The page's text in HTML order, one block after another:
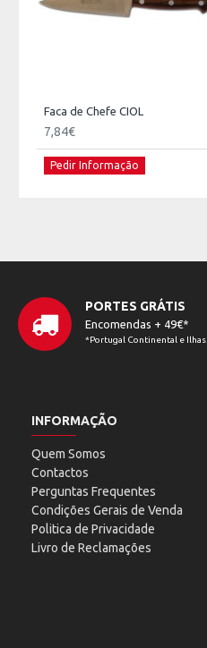
Faca de Chefe CIOL
7,84€
Pedir Informação
PORTES GRÁTIS
Encomendas + 49€*
*Portugal Continental e Ilhas
INFORMAÇÃO
Quem Somos
Contactos
Perguntas Frequentes
Condições Gerais de Venda
Politica de Privacidade
Livro de Reclamações